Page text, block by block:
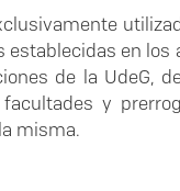
en los
de la UdeG,
y
misma.